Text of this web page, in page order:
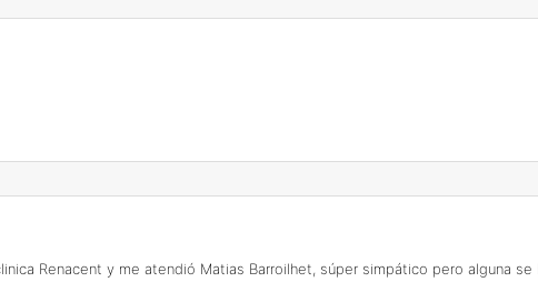
Renacent y me atendió Matias Barroilhet, súper simpático pero alguna